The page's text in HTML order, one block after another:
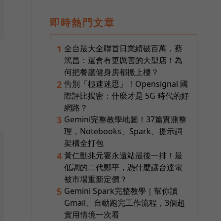
即時熱門文章
1 全台最大全聯首日業績破百萬，蔡
篤昌：還會有更厲害的大型店！為
何把餐廳健身房都搬上樓？
2 告別「極速迷思」！Opensignal 國
際評比揭密：什麼才是 5G 時代的好
網路？
3 Gemini完整教學地圖！37篇實測整
理，Notebooks、Spark、提示詞
架構全打包
4 黃仁勳兆元宴永遠站最後一排！最
低調的二代鄭平，憑什麼讓台達電
被市場重新定價？
5 Gemini Spark完整教學｜幫你讀
Gmail、自動跑完工作流程，3個超
實用情境一次看